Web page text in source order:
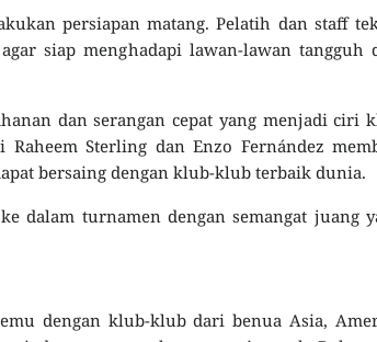
persiapan matang. Pelatih dan staff
siap menghadapi lawan-lawan tangguh
dan serangan cepat yang menjadi ciri
Sterling dan Enzo Fernández
bersaing dengan klub-klub terbaik dunia.
dalam turnamen dengan semangat juang
dengan klub-klub dari benua Asia,